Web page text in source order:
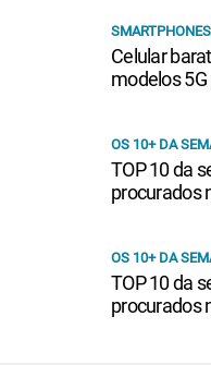
SMARTPHONES
Celular
modelos
OS 10+ DA
TOP 10 da
procurados
OS 10+ DA
TOP 10 da
procurados